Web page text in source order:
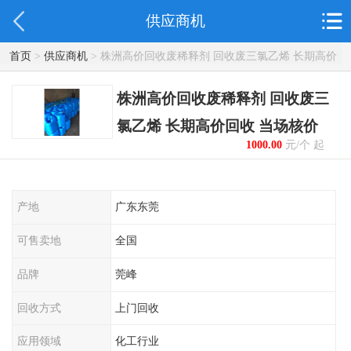
供应商机
首页> 供应商机> 株洲高价回收废稀释剂 回收废三氯乙烯 长期高价
回收 当场核价
株洲高价回收废稀释剂 回收废三
氯乙烯 长期高价回收 当场核价
1000.00元/个 起
产地 广东东莞
可售卖地 全国
品牌 莞峰
回收方式 上门回收
应用领域 化工行业